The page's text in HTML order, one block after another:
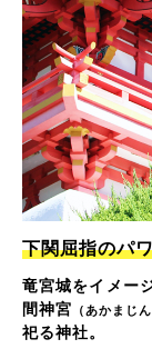
下関屈指のパ
竜宮城をイメー
間神宮 （あかまじ
祀る神社。